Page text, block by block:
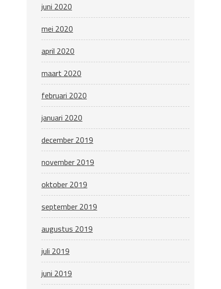
juni 2020
mei 2020
april 2020
maart 2020
februari 2020
januari 2020
december 2019
november 2019
oktober 2019
september 2019
augustus 2019
juli 2019
juni 2019